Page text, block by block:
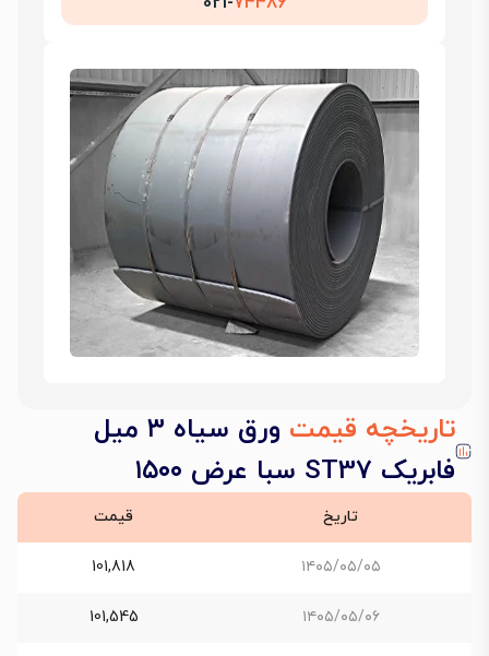
تاریخچه قیمت
ورق سیاه ۳ میل
فابریک ST37 سبا عرض ۱۵۰۰
تاریخ قیمت
۱۴۰۵/۰۵/۰۵ 101,818
۱۴۰۵/۰۵/۰۶ 101,545